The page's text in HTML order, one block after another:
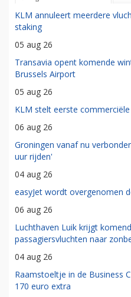
KLM annuleert meerdere
staking
05 aug 26
Transavia opent komende
Brussels Airport
05 aug 26
KLM stelt eerste
06 aug 26
Groningen vanaf nu
uur rijden'
04 aug 26
easyJet wordt overgenomen
06 aug 26
Luchthaven Luik krijgt
passagiersvluchten naar
04 aug 26
Raamstoeltje in de Business
170 euro extra